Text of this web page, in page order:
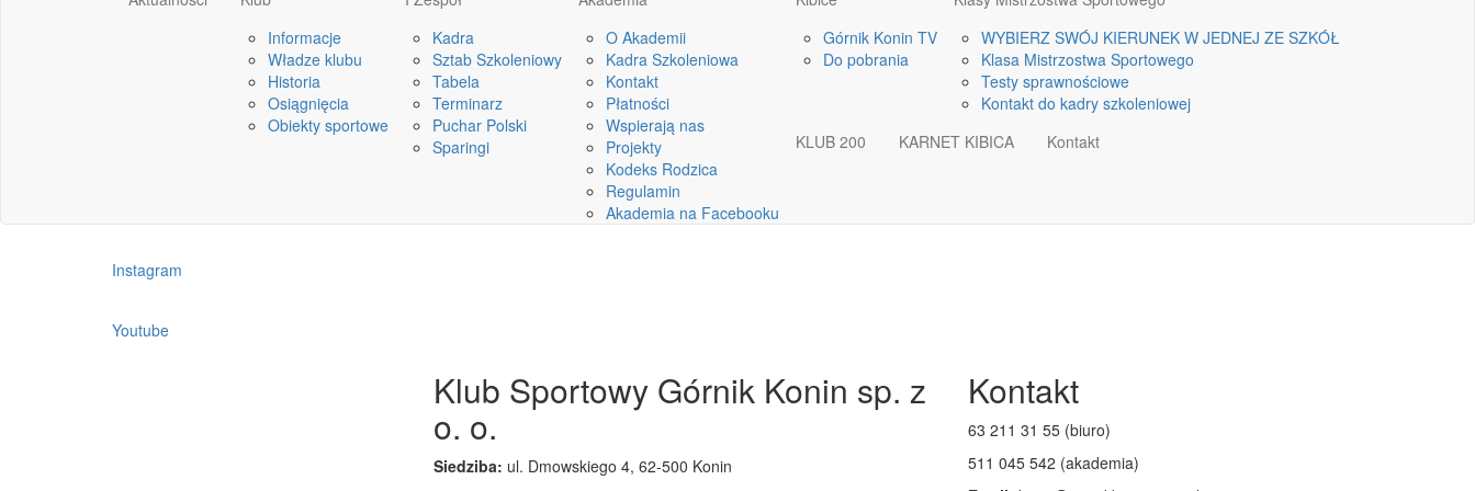
Informacje
Władze klubu
Historia
Osiągnięcia
Obiekty sportowe
Kadra
Sztab Szkoleniowy
Tabela
Terminarz
Puchar Polski
Sparingi
O Akademii
Kadra Szkoleniowa
Kontakt
Płatności
Wspierają nas
Projekty
Kodeks Rodzica
Regulamin
Akademia na Facebooku
Górnik Konin TV
Do pobrania
WYBIERZ SWÓJ KIERUNEK W JEDNEJ ZE SZKÓŁ
Klasa Mistrzostwa Sportowego
Testy sprawnościowe
Kontakt do kadry szkoleniowej
KLUB 200
KARNET KIBICA Kontakt
SPONSOR TECHNICZNY
Znajdź nas w social mediach:
Instagram
Youtube
Klub Sportowy Górnik Konin sp. z
o. o.
Siedziba: ul. Dmowskiego 4, 62-500 Konin
Kontakt
63 211 31 55 (biuro)
511 045 542 (akademia)